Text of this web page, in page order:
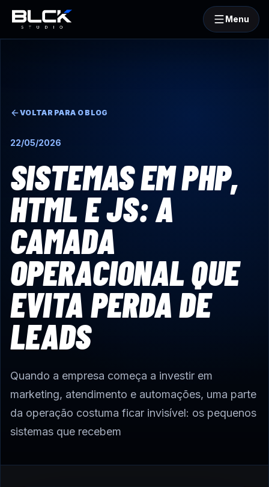
BLCKStudio
Menu
VOLTAR PARA O BLOG
22/05/2026
SISTEMAS EM PHP,
HTML E JS: A
CAMADA
OPERACIONAL QUE
EVITA PERDA DE
LEADS
Quando a empresa começa a investir em
marketing, atendimento e automações, uma parte
da operação costuma ficar invisível: os pequenos
sistemas que recebem